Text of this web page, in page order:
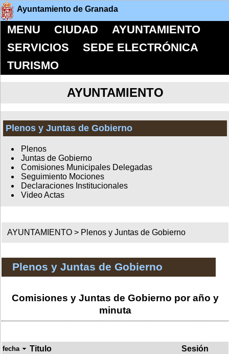
Ayuntamiento de Granada
MENU CIUDAD
AYUNTAMIENTO
SERVICIOS
SEDE ELECTRÓNICA
TURISMO
AYUNTAMIENTO
Plenos y Juntas de Gobierno
Plenos
Juntas de Gobierno
Comisiones Municipales Delegadas
Seguimiento Mociones
Declaraciones Institucionales
Video Actas
AYUNTAMIENTO > Plenos y Juntas de Gobierno
Plenos y Juntas de Gobierno
Comisiones y Juntas de Gobierno por año y
minuta
fecha Titulo
Sesión